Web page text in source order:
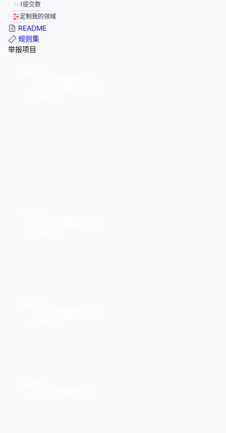
1提交数
定制我的领域
README
规则集
举报项目